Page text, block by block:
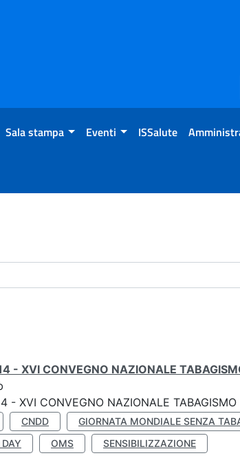
Sala stampa Eventi ISSalute
- XVI CONVEGNO NAZIONALE
- XVI CONVEGNO NAZIONALE
CNDD GIORNATA MONDIALE SENZA
OMS SENSIBILIZZAZIONE